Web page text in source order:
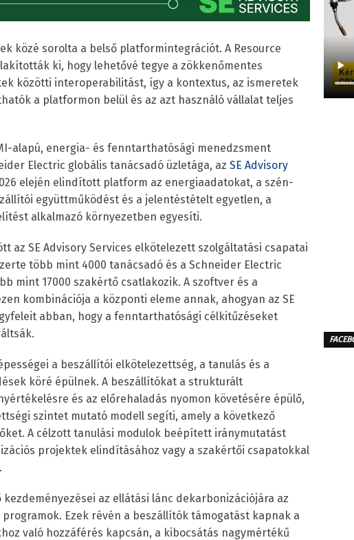
közé sorolta a belső platformintegrációt. A Resource
ki, hogy lehetővé tegye a zökkenőmentes
közötti interoperabilitást, így a kontextus, az ismeretek
a platformon belül és az azt használó vállalat teljes
alapú, energia- és fenntarthatósági menedzsment
Electric globális tanácsadó üzletága, az SE Advisory
elején elindított platform az energiaadatokat, a szén-
együttműködést és a jelentéstételt egyetlen, a
alkalmazó környezetben egyesíti.
az SE Advisory Services elkötelezett szolgáltatási csapatai
több mint 4000 tanácsadó és a Schneider Electric
mint 17000 szakértő csatlakozik. A szoftver és a
kombinációja a központi eleme annak, ahogyan az SE
abban, hogy a fenntarthatósági célkitűzéseket
a beszállítói elkötelezettség, a tanulás és a
köré épülnek. A beszállítókat a strukturált
és az előrehaladás nyomon követésére épülő,
szintet mutató modell segíti, amely a következő
A célzott tanulási modulok beépített iránymutatást
projektek elindításához vagy a szakértői csapatokkal
kezdeményezései az ellátási lánc dekarbonizációjára az
programok. Ezek révén a beszállítók támogatást kapnak a
való hozzáférés kapcsán, a kibocsátás nagymértékű